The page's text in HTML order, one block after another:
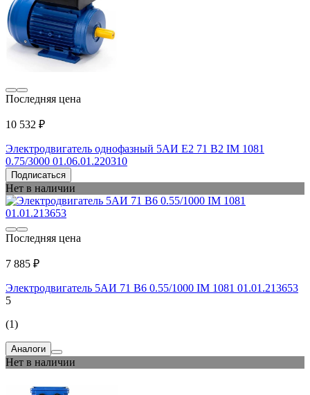
Последняя цена
10 532 ₽
Электродвигатель однофазный 5АИ Е2 71 В2 IM 1081
0.75/3000 01.06.01.220310
Подписаться
Нет в наличии
Последняя цена
7 885 ₽
Электродвигатель 5АИ 71 В6 0.55/1000 IM 1081 01.01.213653
5
(1)
Аналоги
Нет в наличии